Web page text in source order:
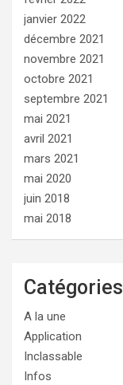
janvier 2022
décembre 2021
novembre 2021
octobre 2021
septembre 2021
mai 2021
avril 2021
mars 2021
mai 2020
juin 2018
mai 2018
Catégories
A la une
Application
Inclassable
Infos